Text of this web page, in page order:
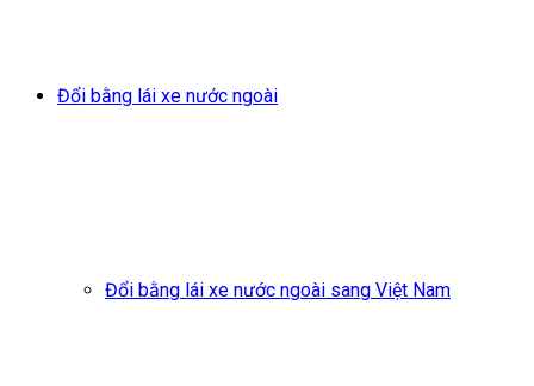
Đổi bằng lái xe nước ngoài
Đổi bằng lái xe nước ngoài sang Việt Nam